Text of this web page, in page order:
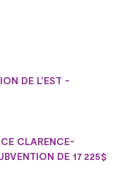
DE L’EST -
CLARENCE-
DE 17 225$